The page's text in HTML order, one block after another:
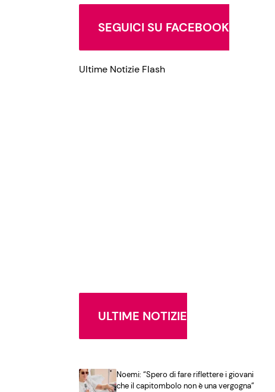
SEGUICI SU FACEBOOK
Ultime Notizie Flash
ULTIME NOTIZIE
Noemi: “Spero di fare riflettere i giovani
che il capitombolo non è una vergogna”